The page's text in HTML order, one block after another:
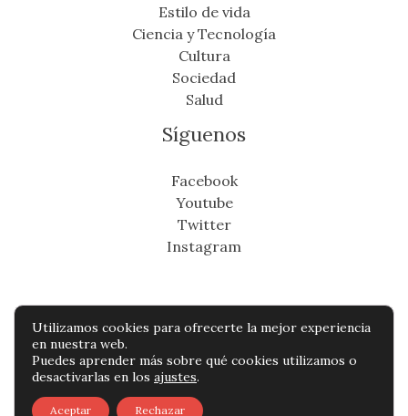
Estilo de vida
Ciencia y Tecnología
Cultura
Sociedad
Salud
Síguenos
Facebook
Youtube
Twitter
Instagram
Copyright © Todos os direitos reservados -
miradordeantioquia.com
Política de privacidad
Utilizamos cookies para ofrecerte la mejor experiencia
en nuestra web.
Puedes aprender más sobre qué cookies utilizamos o
desactivarlas en los ajustes.
Aceptar Rechazar